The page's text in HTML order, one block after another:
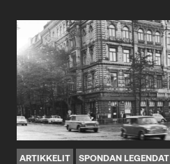
ARTIKKELIT SPONDAN LEGENDAT